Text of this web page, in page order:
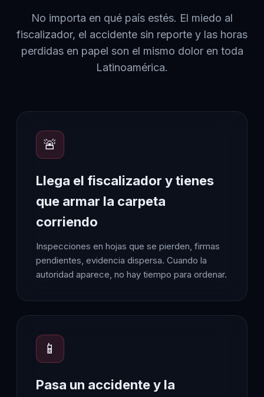
No importa en qué país estés. El miedo al
fiscalizador, el accidente sin reporte y las horas
perdidas en papel son el mismo dolor en toda
Latinoamérica.
🚨
Llega el fiscalizador y tienes
que armar la carpeta
corriendo
Inspecciones en hojas que se pierden, firmas
pendientes, evidencia dispersa. Cuando la
autoridad aparece, no hay tiempo para ordenar.
📱
Pasa un accidente y la